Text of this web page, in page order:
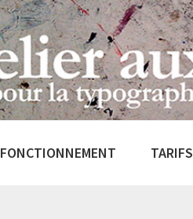
FONCTIONNEMENT TARIFS